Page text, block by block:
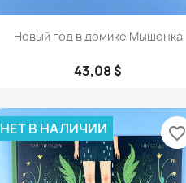
 Просмотр
Новый год в домике Мышонка
43,08 $
НЕТ В НАЛИЧИИ favorite_border